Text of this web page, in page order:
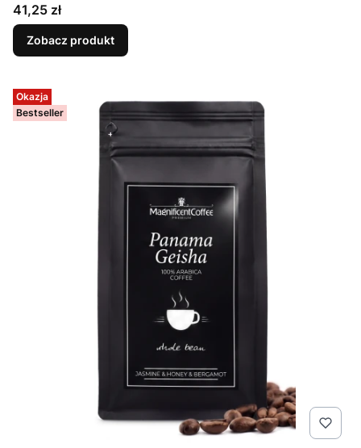
Cena
41,25 zł
Zobacz produkt
Okazja
Bestseller